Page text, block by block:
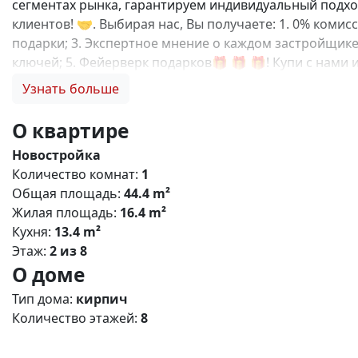
сегментах рынка, гарантируем индивидуальный
клиентов! 🤝. Выбирая нас, Вы получаете: 1. 0%
подарки; 3. Экспертное мнение о каждом
ключей; 5. Фейерверк подарков🎁 🎁 🎁! Купи с
квартал» — современный жилой комплекс
районе Симферополя с удобной транспортной
транспорта; - рядом — ключевые магистрали,
12 этажей (оптимальная плотность застройки). -
пространства, большие окна, функциональные
Дворы: без машин, озеленение, детские и
игровые комплексы для разных возрастов; - места
цены и качества; - развитая социальная
программ. N5574
Узнать больше
О квартире
Новостройка
Количество комнат: 1
Общая площадь: 44.4 m²
Жилая площадь: 16.4 m²
Кухня: 13.4 m²
Этаж: 2 из 8
О доме
Тип дома: кирпич
Количество этажей: 8